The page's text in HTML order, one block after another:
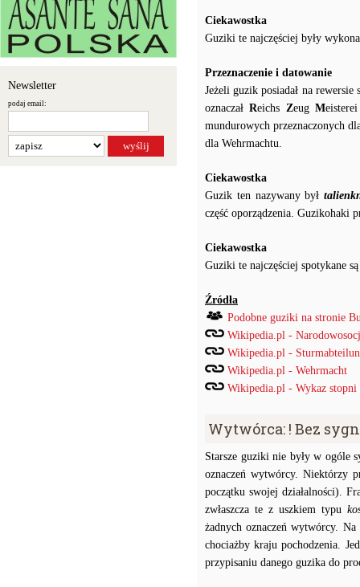
Newsletter
podaj email:
Ciekawostka
Guziki te najczęściej były
Przeznaczenie i datowanie
Jeżeli guzik posiadał na
oznaczałReichs Zeug M
mundurowych przeznaczonych
dla Wehrmachtu.
Ciekawostka
Guzik ten nazywany był
część oporządzenia. Guzikohaki
Ciekawostka
Guziki te najczęściej spotykane
Źródła
Podobne guziki na stronie
Wikipedia.pl -
Wikipedia.pl -
Wikipedia.pl - Wehrmacht
Wikipedia.pl - Wykaz stopni
Wytwórca: ! Bez
Starsze guziki nie były w ogóle
oznaczeń wytwórcy. Niektórzy
początku swojej działalności).
zwłaszcza te z uszkiem typu
żadnych oznaczeń wytwórcy.
chociażby kraju pochodzenia.
przypisaniu danego guzika do